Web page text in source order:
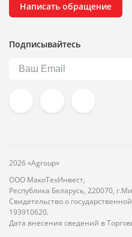
Написать обращение
Подписывайтесь
2026 «Agroup»
ООО МакоТехИнвест,
Республика Беларусь, 220070,
Свидетельство о
193910620.
Дата внесения сведений в